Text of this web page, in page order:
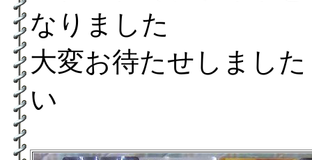
なりました
大変お待たせしまし
い